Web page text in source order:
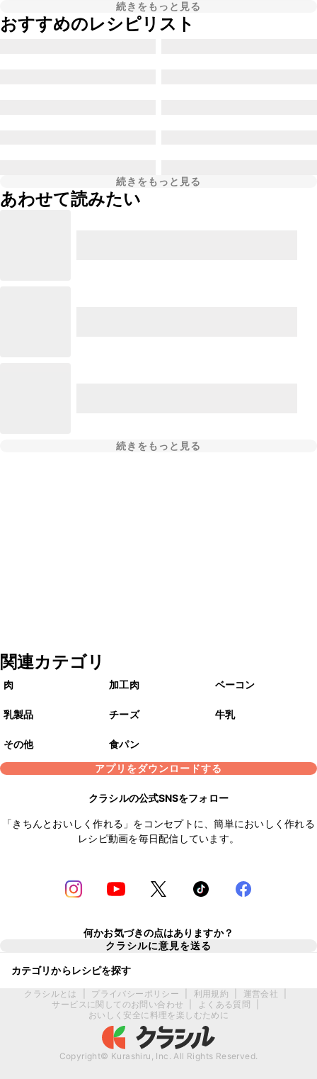
続きをもっと見る
おすすめのレシピリスト
続きをもっと見る
あわせて読みたい
続きをもっと見る
関連カテゴリ
肉 加工肉 ベーコン
乳製品 チーズ 牛乳
その他
食パン
アプリをダウンロードする
クラシルの公式SNSをフォロー
「きちんとおいしく作れる」をコンセプトに、簡単においしく作れる
レシピ動画を毎日配信しています。
何かお気づきの点はありますか？
クラシルに意見を送る
カテゴリからレシピを探す
クラシルとは プライバシーポリシー 利用規約 運営会社
サービスに関してのお問い合わせ
よくある質問
おいしく安全に料理を楽しむために
Copyright© Kurashiru, Inc. All Rights Reserved.